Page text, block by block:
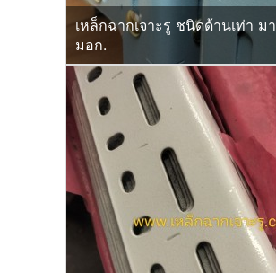
เหล็กฉากเจาะรู ชนิดด้านเท่า ม
มอก.